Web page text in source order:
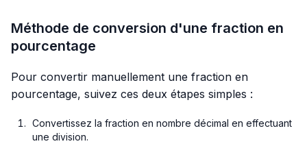
Méthode de conversion d'une fraction en
pourcentage
Pour convertir manuellement une fraction en
pourcentage, suivez ces deux étapes simples :
Convertissez la fraction en nombre décimal en effectuant
une division.